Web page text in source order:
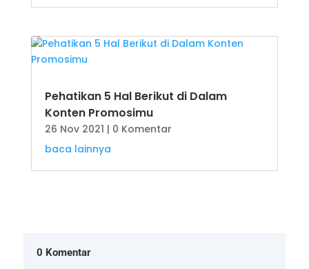
Pehatikan 5 Hal Berikut di Dalam
Konten Promosimu
26 Nov 2021 | 0 Komentar
baca lainnya
0 Komentar